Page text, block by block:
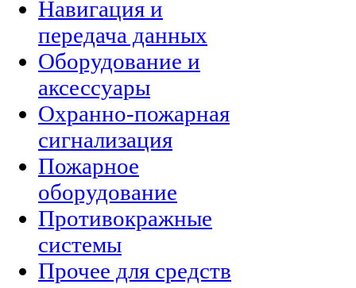
Навигация и
передача данных
Оборудование и
аксессуары
Охранно-пожарная
сигнализация
Пожарное
оборудование
Противокражные
системы
Прочее для средств